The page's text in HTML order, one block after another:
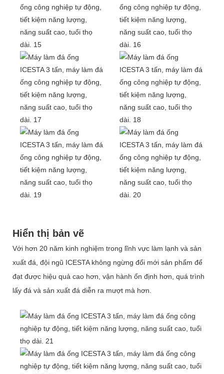
Hiển thị bản vẽ
Với hơn 20 năm kinh nghiệm trong lĩnh vực làm lạnh và sản
xuất đá, đội ngũ ICESTA không ngừng đổi mới sản phẩm để
đạt được hiệu quả cao hơn, vận hành ổn định hơn, quá trình
lấy đá và sản xuất đá diễn ra mượt mà hơn.